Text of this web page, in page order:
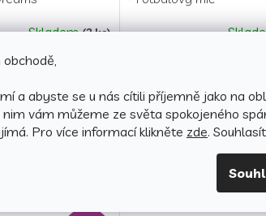
a abyste se u nás cítili příjemně jako na
nim vám můžeme ze světa spokojeného
Pro více informací klikněte zde.
Skladem(2 ks)